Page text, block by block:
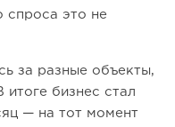
спроса это не
за разные объекты,
бизнес стал
— на тот момент